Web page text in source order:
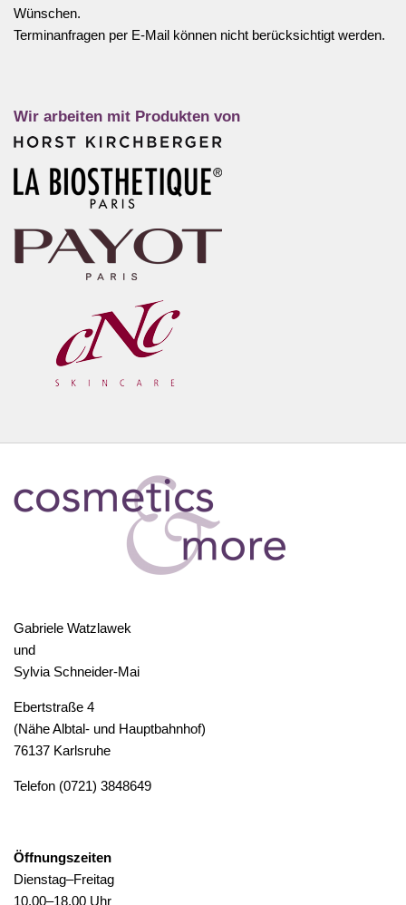
Wünschen.
Terminanfragen per E-Mail können nicht berücksichtigt werden.
Wir arbeiten mit Produkten von
Gabriele Watzlawek
und
Sylvia Schneider-Mai
Ebertstraße 4
(Nähe Albtal- und Hauptbahnhof)
76137 Karlsruhe
Telefon (0721) 3848649
Öffnungszeiten
Dienstag–Freitag
10.00–18.00 Uhr